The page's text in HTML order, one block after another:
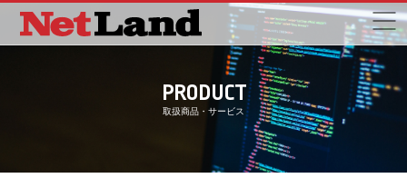
PRODUCT
取扱商品・サービス